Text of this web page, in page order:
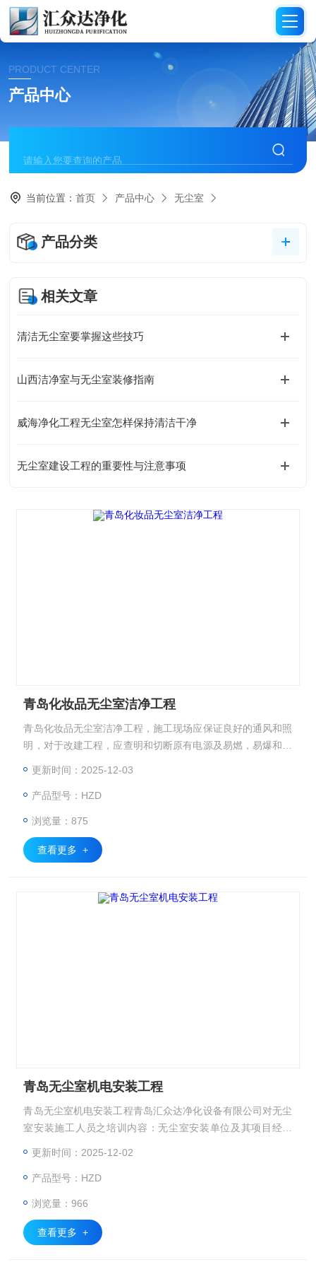
PRODUCT CENTER
产品中心
当前位置：首页 产品中心 无尘室
产品分类
相关文章
清洁无尘室要掌握这些技巧
山西洁净室与无尘室装修指南
威海净化工程无尘室怎样保持清洁干净
无尘室建设工程的重要性与注意事项
青岛化妆品无尘室洁净工程
青岛化妆品无尘室洁净工程，施工现场应保证良好的通风和照
明，对于改建工程，应查明和切断原有电源及易燃，易爆和有
更新时间：2025-12-03
产品型号：HZD
浏览量：875
查看更多 +
青岛无尘室机电安装工程
青岛无尘室机电安装工程青岛汇众达净化设备有限公司对无尘
室安装施工人员之培训内容：无尘室安装单位及其项目经理
更新时间：2025-12-02
产品型号：HZD
浏览量：966
查看更多 +